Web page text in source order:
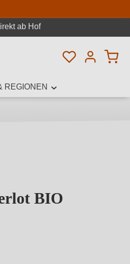
ab Hof
Du hast 0
REGIONEN
BIO